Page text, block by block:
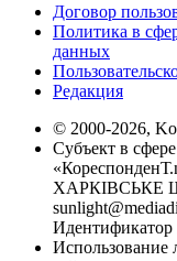
Договор
Политика в
данных
Редакция
© 2000-2026,
Субъект в
ХАРКІВСЬКЕ
Идентификатор
Использование